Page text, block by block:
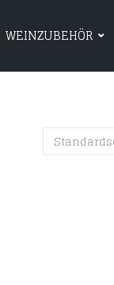
WEINZUBEHÖR
WEINPAKETE